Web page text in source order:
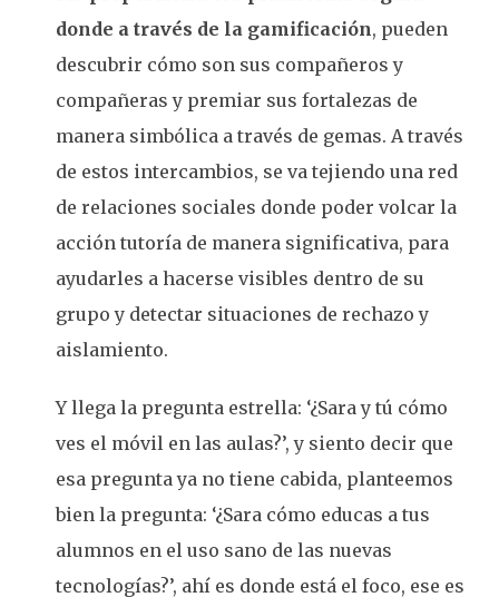
donde a través de la gamificación, pueden
descubrir cómo son sus compañeros y
compañeras y premiar sus fortalezas de
manera simbólica a través de gemas. A través
de estos intercambios, se va tejiendo una red
de relaciones sociales donde poder volcar la
acción tutoría de manera significativa, para
ayudarles a hacerse visibles dentro de su
grupo y detectar situaciones de rechazo y
aislamiento.
Y llega la pregunta estrella: ‘¿Sara y tú cómo
ves el móvil en las aulas?’, y siento decir que
esa pregunta ya no tiene cabida, planteemos
bien la pregunta: ‘¿Sara cómo educas a tus
alumnos en el uso sano de las nuevas
tecnologías?’, ahí es donde está el foco, ese es